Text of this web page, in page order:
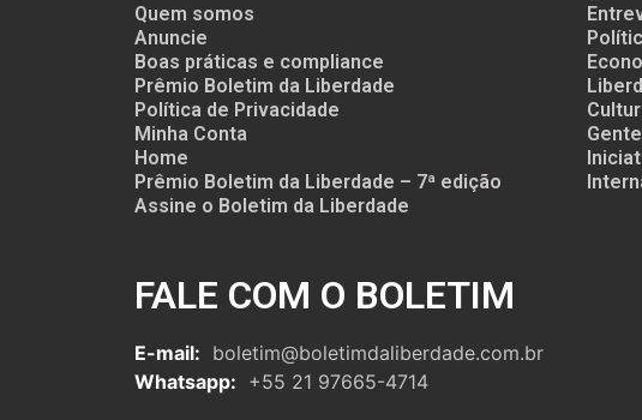
Quem somos
Anuncie
Boas práticas e compliance
Prêmio Boletim da Liberdade
Política de Privacidade
Minha Conta
Home
Prêmio Boletim da Liberdade – 7ª edição
Assine o Boletim da Liberdade
FALE COM O BOLETIM
E-mail: boletim@boletimdaliberdade.com.br
Whatsapp: +55 21 97665-4714
Gente